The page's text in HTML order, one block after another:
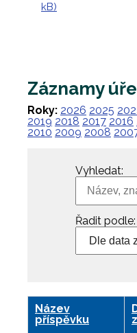
kB)
Záznamy
Roky: 2026 2025
2019 2018 2017 2016
2010 2009 2008
Vyhledat:
Řadit podle:
Název
příspěvku